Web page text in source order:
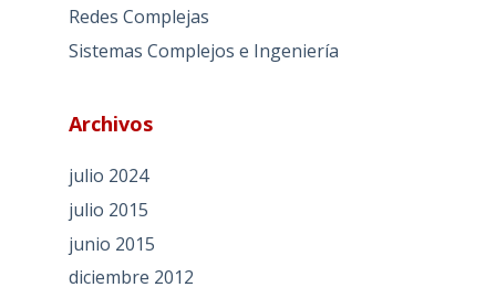
Redes Complejas
Sistemas Complejos e Ingeniería
Archivos
julio 2024
julio 2015
junio 2015
diciembre 2012